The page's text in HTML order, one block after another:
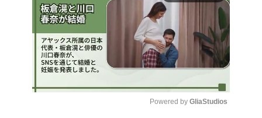
Powered by GliaStudios